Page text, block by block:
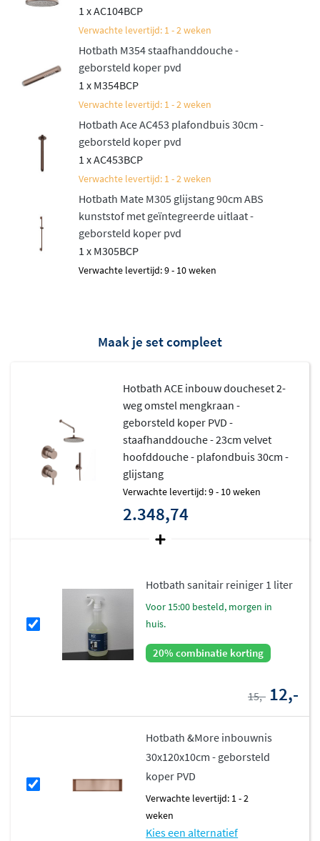
1 x AC104BCP
Verwachte levertijd: 1 - 2 weken
Hotbath M354 staafhanddouche -
geborsteld koper pvd
1 x M354BCP
Verwachte levertijd: 1 - 2 weken
Hotbath Ace AC453 plafondbuis 30cm -
geborsteld koper pvd
1 x AC453BCP
Verwachte levertijd: 1 - 2 weken
Hotbath Mate M305 glijstang 90cm ABS
kunststof met geïntegreerde uitlaat -
geborsteld koper pvd
1 x M305BCP
Verwachte levertijd: 9 - 10 weken
Maak je set compleet
Hotbath ACE inbouw doucheset 2-
weg omstel mengkraan -
geborsteld koper PVD -
staafhanddouche - 23cm velvet
hoofddouche - plafondbuis 30cm -
glijstang
Verwachte levertijd: 9 - 10 weken
2.348,74
Hotbath sanitair reiniger 1 liter
voor 15:00 besteld, morgen in
huis.
20% combinatie korting
15,- 12,-
Hotbath &More inbouwnis
30x120x10cm - geborsteld
koper PVD
Verwachte levertijd: 1 - 2
weken
Kies een alternatief